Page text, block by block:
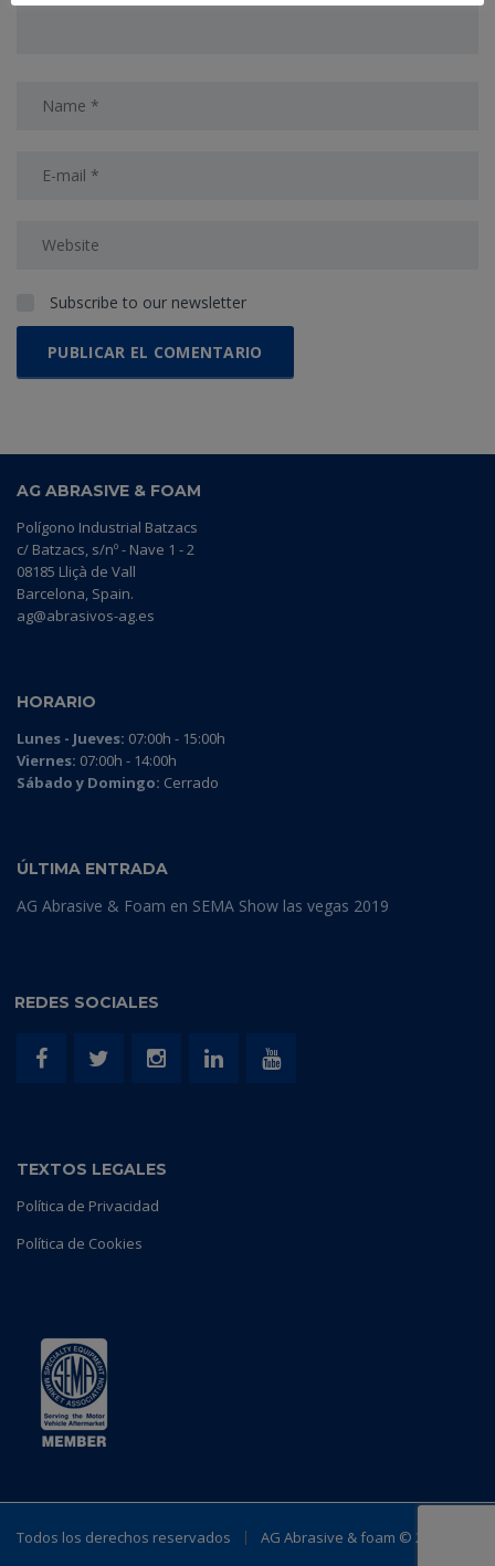
Subscribe to our newsletter
AG ABRASIVE & FOAM
Polígono Industrial Batzacs
c/ Batzacs, s/nº - Nave 1 - 2
08185 Lliçà de Vall
Barcelona, Spain.
ag@abrasivos-ag.es
HORARIO
Lunes - Jueves: 07:00h - 15:00h
Viernes: 07:00h - 14:00h
Sábado y Domingo: Cerrado
ÚLTIMA ENTRADA
AG Abrasive & Foam en SEMA Show las vegas 2019
REDES SOCIALES
TEXTOS LEGALES
Política de Privacidad
Política de Cookies
Todos los derechos reservados AG Abrasive & foam © 2023.